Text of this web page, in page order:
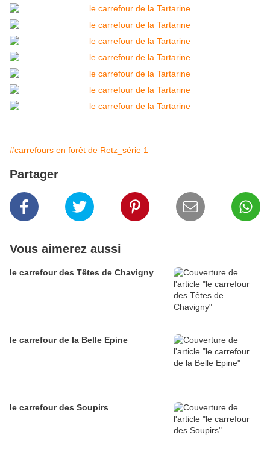
#carrefours en forêt de Retz_série 1
Partager
Vous aimerez aussi
le carrefour des Têtes de Chavigny
le carrefour de la Belle Epine
le carrefour des Soupirs